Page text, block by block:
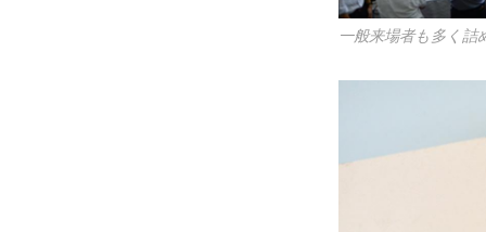
一般来場者も多く詰